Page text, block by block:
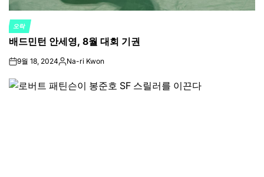
POSTED
IN
오락
배드민턴 안세영, 8월 대회 기권
on9월 18, 2024Posted
Na-ri Kwon